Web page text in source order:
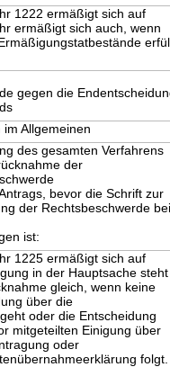
1222 ermäßigt sich auf
ermäßigt sich auch, wenn
gegen die
im Allgemeinen
des gesamten Verfahrens
der
bevor die Schrift zur
der Rechtsbeschwerde bei
ist:
1225 ermäßigt sich auf
in der Hauptsache steht
gleich, wenn keine
über die
oder die Entscheidung
mitgeteilten Einigung über
oder
folgt.